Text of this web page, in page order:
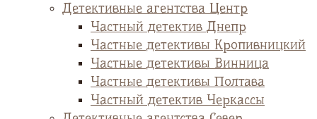
Детективные агентства Центр
Частный детектив Днепр
Частные детективы Кропивницкий
Частные детективы Винница
Частные детективы Полтава
Частный детектив Черкассы